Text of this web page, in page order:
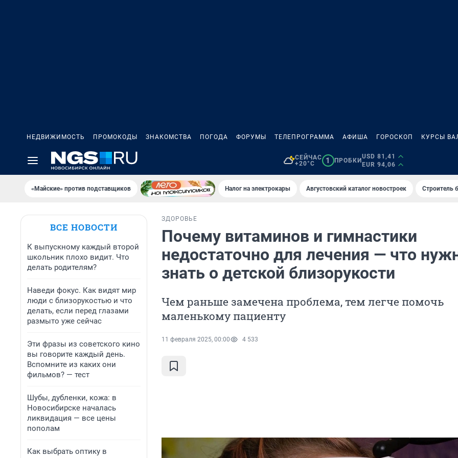
НЕДВИЖИМОСТЬ ПРОМОКОДЫ ЗНАКОМСТВА ПОГОДА ФОРУМЫ ТЕЛЕПРОГРАММА АФИША ГОРОСКОП КУРСЫ
СЕЙЧАС
+20°C
1 ПРОБКИ
USD 81,41
EUR 94,06
«Майские» против подставщиков Налог на электрокары Августовский каталог новостроек Строитель
ВСЕ НОВОСТИ
К выпускному каждый второй
школьник плохо видит. Что
делать родителям?
Наведи фокус. Как видят мир
люди с близорукостью и что
делать, если перед глазами
размыто уже сейчас
Эти фразы из советского кино
вы говорите каждый день.
Вспомните из каких они
фильмов? — тест
Шубы, дубленки, кожа: в
Новосибирске началась
ликвидация — все цены
пополам
Как выбрать оптику в
ЗДОРОВЬЕ
Почему витаминов и гимнастики
недостаточно для лечения — что
знать о детской близорукости
Чем раньше замечена проблема, тем легче помочь
маленькому пациенту
11 февраля 2025, 00:00 4 533